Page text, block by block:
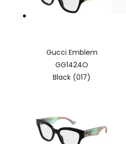
Gucci Emblem
GG1424O
Black (017)